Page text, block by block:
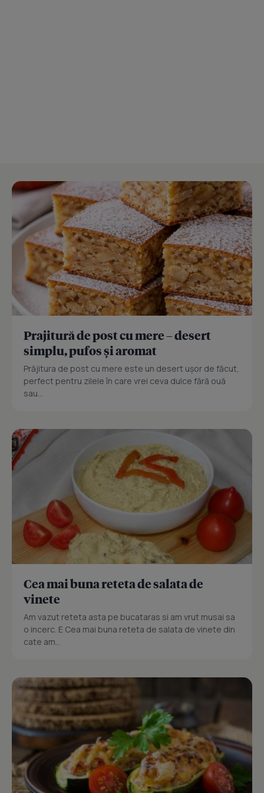
Prajitură de post cu mere – desert
simplu, pufos și aromat
Prăjitura de post cu mere este un desert ușor de făcut,
perfect pentru zilele în care vrei ceva dulce fără ouă
sau...
Cea mai buna reteta de salata de
vinete
Am vazut reteta asta pe bucataras si am vrut musai sa
o incerc. E Cea mai buna reteta de salata de vinete din
cate am...